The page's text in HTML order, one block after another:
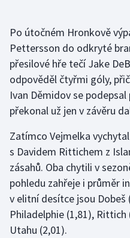
Short track
Sportovní střelba
Stolní tenis
Triatlon
Veslování
Vodní slalom
Volejbal
Po útočném Hronkově
Pettersson do odkryté
přesilové hře tečí Jake
odpověděl čtyřmi góly,
Ivan Děmidov se
překonal už jen v závěru
Zatímco Vejmelka
s Davidem Rittichem z
zásahů. Oba chytili v
pohledu zahřeje i průměr
v elitní desítce jsou Dobeš
Philadelphie (1,81), Rittich
Utahu (2,01).